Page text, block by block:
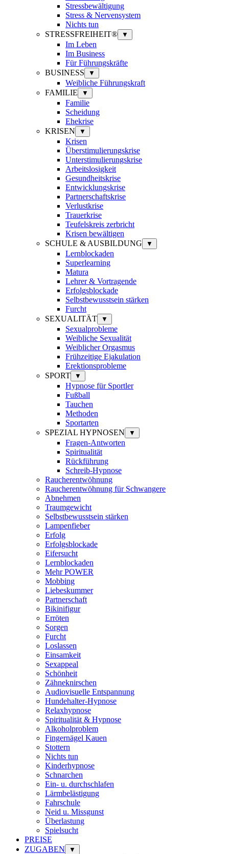
Stressbewältigung
Stress & Nervensystem
Nichts tun
STRESSFREIHEIT®
▼
Im Leben
Im Business
Für Führungskräfte
BUSINESS
▼
Weibliche Führungskraft
FAMILIE
▼
Familie
Scheidung
Ehekrise
KRISEN
▼
Krisen
Überstimulierungskrise
Unterstimulierungskrise
Arbeitslosigkeit
Gesundheitskrise
Entwicklungskrise
Partnerschaftskrise
Verlustkrise
Trauerkrise
Teufelskreis zerbricht
Krisen bewältigen
SCHULE & AUSBILDUNG
▼
Lernblockaden
Superlearning
Matura
Lehrer & Vortragende
Erfolgsblockade
Selbstbewusstsein stärken
Furcht
SEXUALITÄT
▼
Sexualprobleme
Weibliche Sexualität
Weiblicher Orgasmus
Frühzeitige Ejakulation
Erektionsprobleme
SPORT
▼
Hypnose für Sportler
Fußball
Tauchen
Methoden
Sportarten
SPEZIAL HYPNOSEN
▼
Fragen-Antworten
Spiritualität
Rückführung
Schreib-Hypnose
Raucherentwöhnung
Raucherentwöhnung für Schwangere
Abnehmen
Traumgewicht
Selbstbewusstsein stärken
Lampenfieber
Erfolg
Erfolgsblockade
Eifersucht
Lernblockaden
Mehr POWER
Mobbing
Liebeskummer
Partnerschaft
Bikinifigur
Erröten
Sorgen
Furcht
Loslassen
Einsamkeit
Sexappeal
Schönheit
Zähneknirschen
Audiovisuelle Entspannung
Hundehalter-Hypnose
Relaxhypnose
Spiritualität & Hypnose
Alkoholproblem
Fingernägel Kauen
Stottern
Nichts tun
Kinderhypnose
Schnarchen
Ein- u. durchschlafen
Lärmbelästigung
Fahrschule
Neid u. Missgunst
Überlastung
Spielsucht
PREISE
ZUGABEN
▼